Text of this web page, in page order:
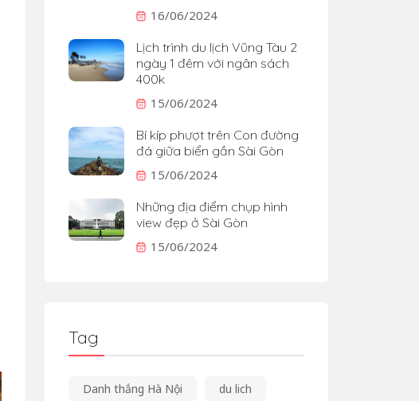
16/06/2024
Lịch trình du lịch Vũng Tàu 2
ngày 1 đêm với ngân sách
400k
15/06/2024
Bí kíp phượt trên Con đường
đá giữa biển gần Sài Gòn
15/06/2024
Những địa điểm chụp hình
view đẹp ở Sài Gòn
15/06/2024
Tag
Danh thắng Hà Nội du lich